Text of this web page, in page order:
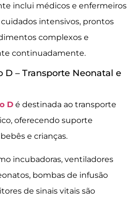
inclui médicos e enfermeiros
intensivos, prontos
complexos e
continuadamente.
D – Transporte Neonatal e
D é destinada ao transporte
oferecendo suporte
e crianças.
incubadoras, ventiladores
bombas de infusão
de sinais vitais são